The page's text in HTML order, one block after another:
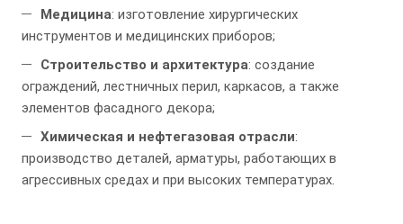
Медицина: изготовление хирургических
инструментов и медицинских приборов;
Строительство и архитектура: создание
ограждений, лестничных перил, каркасов, а также
элементов фасадного декора;
Химическая и нефтегазовая отрасли:
производство деталей, арматуры, работающих в
агрессивных средах и при высоких температурах.